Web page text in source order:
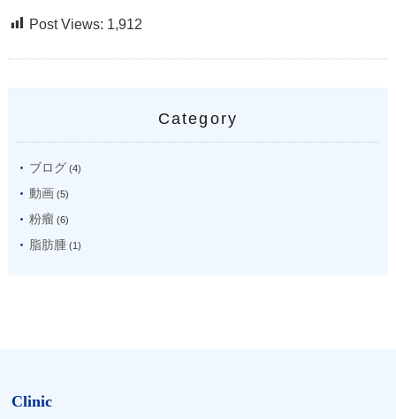
Post Views: 1,912
Category
ブログ (4)
動画 (5)
粉瘤 (6)
脂肪腫 (1)
Clinic